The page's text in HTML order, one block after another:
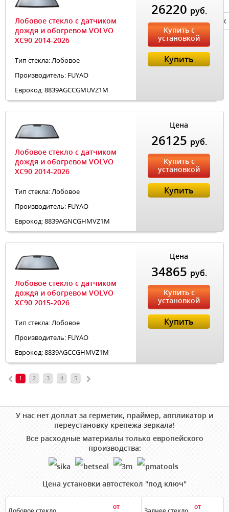
Лобовое стекло с датчиком
дождя и обогревом VOLVO
XC90 2014-2026
Тип стекла: Лобовое
Производитель: FUYAO
Еврокод: 8839AGCCGMUVZ1M
26220 руб.
Купить с
установкой
Купить
Лобовое стекло с датчиком
дождя и обогревом VOLVO
XC90 2014-2026
Тип стекла: Лобовое
Производитель: FUYAO
Еврокод: 8839AGNCGHMVZ1M
Цена
26125 руб.
Купить с
установкой
Купить
Лобовое стекло с датчиком
дождя и обогревом VOLVO
XC90 2015-2026
Тип стекла: Лобовое
Производитель: FUYAO
Еврокод: 8839AGCCGHMVZ1M
Цена
34865 руб.
Купить с
установкой
Купить
1 2 3 4 5
У нас нет доплат за герметик, праймер, аппликатор и
переустановку крепежа зеркала!
Все расходные материалы только европейского
производства:
Цена установки автостекол "под ключ"
от
от